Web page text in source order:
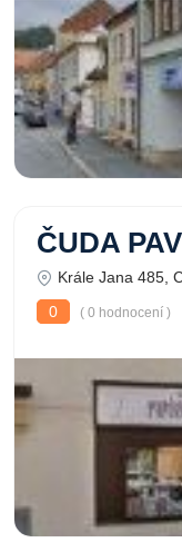
ČUDA
Krále Jana 485,
0
( 0 hodnocení )